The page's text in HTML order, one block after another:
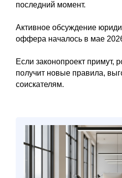
последний момент.
Активное обсуждение
оффера началось в мае
Если законопроект примут,
получит новые правила,
соискателям.